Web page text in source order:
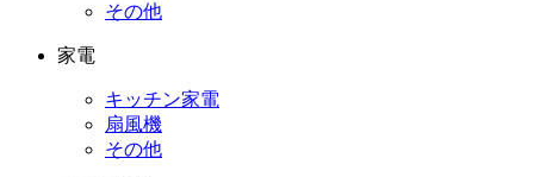
その他
家電
キッチン家電
扇風機
その他